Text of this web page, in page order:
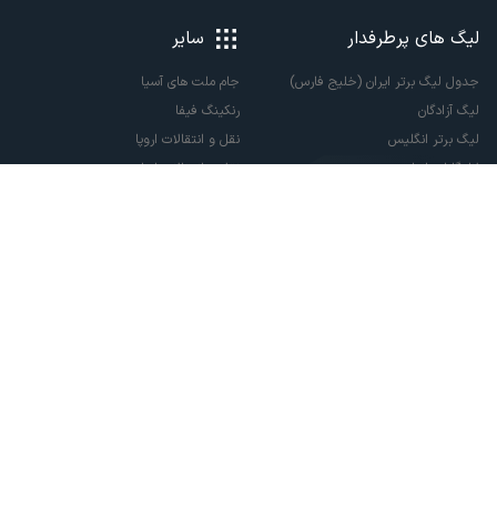
لیگ های پرطرفدار
جدول لیگ برتر ایران (خلیج فارس)
لیگ آزادگان
لیگ برتر انگلیس
لالیگا اسپانیا
سایر
جام ملت های آسیا
رنکینگ فیفا
نقل و انتقالات اروپا
نقل و انتقالات ایران